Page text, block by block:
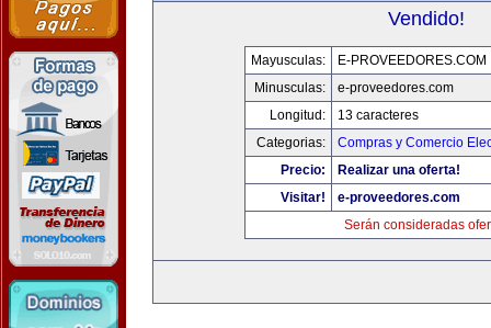
Vendido!
Mayusculas:
E-PROVEEDORES.COM
Minusculas:
e-proveedores.com
Longitud:
13 caracteres
Categorias:
Compras y Comercio
Precio:
Realizar una oferta!
Visitar!
e-proveedores.com
Serán consideradas